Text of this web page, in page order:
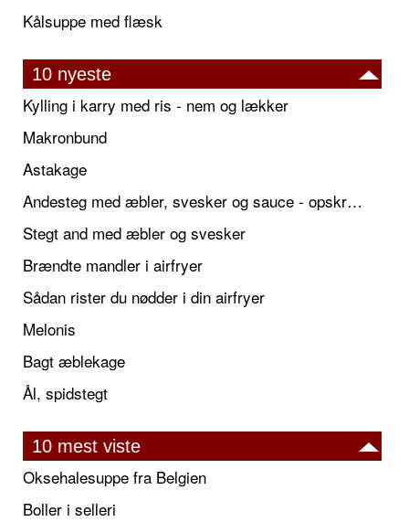
Kålsuppe med flæsk
10 nyeste
Kylling i karry med ris - nem og lækker
Makronbund
Astakage
Andesteg med æbler, svesker og sauce - opskrift også til jul
Stegt and med æbler og svesker
Brændte mandler i airfryer
Sådan rister du nødder i din airfryer
Melonis
Bagt æblekage
Ål, spidstegt
10 mest viste
Oksehalesuppe fra Belgien
Boller i selleri